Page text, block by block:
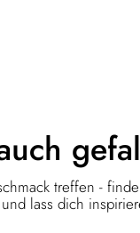
treffen -
lass dich